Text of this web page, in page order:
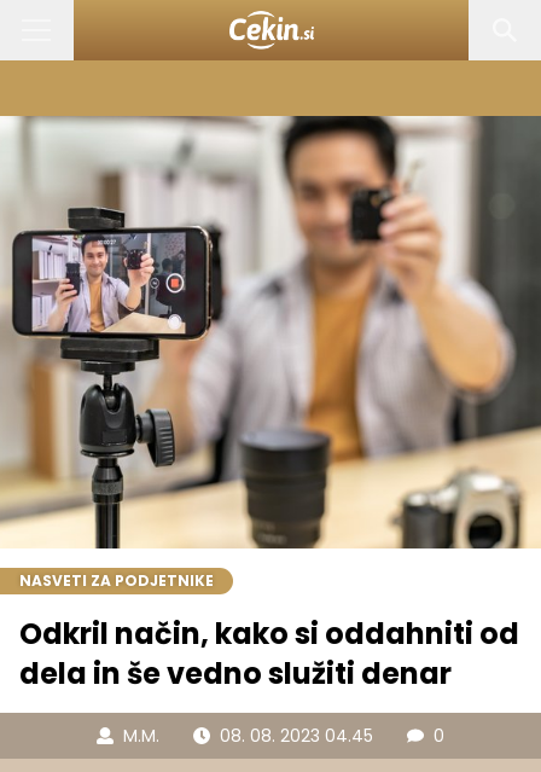
NASVETI ZA PODJETNIKE
Odkril način, kako si oddahniti od
dela in še vedno služiti denar
M.M. 08. 08. 2023 04.45 0